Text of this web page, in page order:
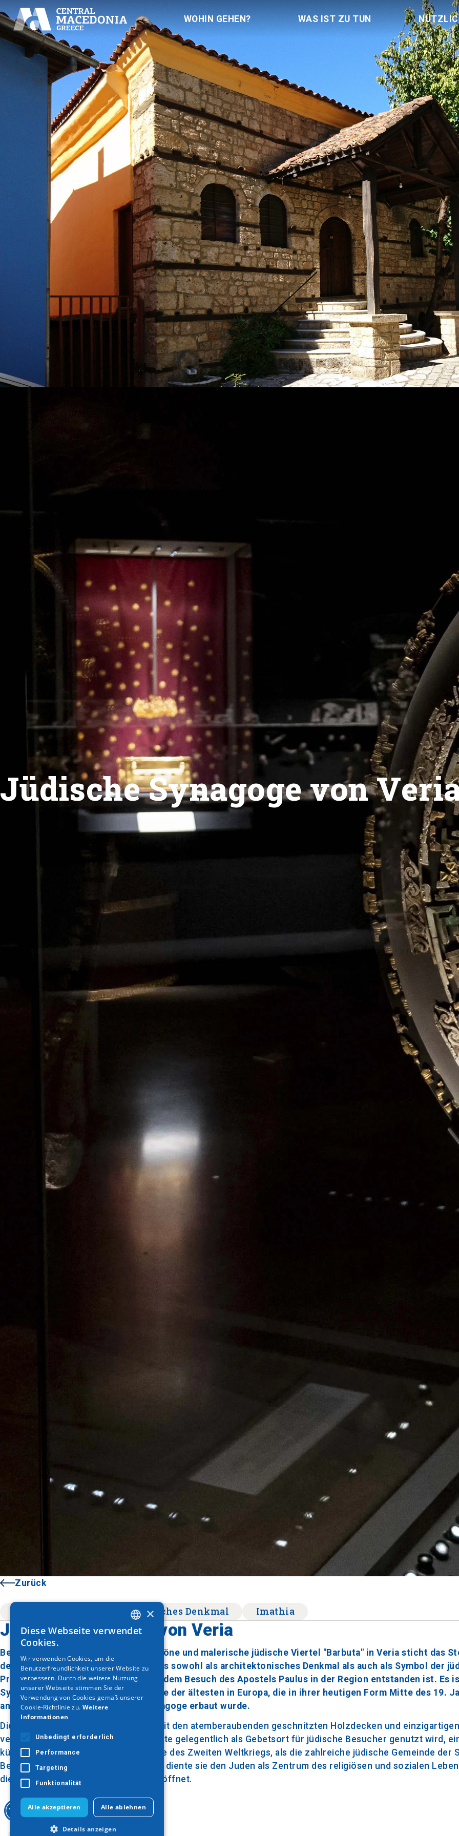
WOHIN GEHEN? WAS IST ZU TUN
Jüdische Synagoge von
Zurück
Jüdisches Denkmal Imathia
Jüdische Synagoge von Veria
Bei einem Spaziergang durch das schöne und malerische jüdische Viertel "Barbuta" in Veria sticht das
der historischen Synagoge hervor, das sowohl als architektonisches Denkmal als auch als Symbol der
Präsenz in der Stadt aus der Zeit vor dem Besuch des Apostels Paulus in der Region entstanden ist. Es
Synagoge Nordgriechenlands und eine der ältesten in Europa, die in ihrer heutigen Form Mitte des 19.
an der Stelle der alten jüdischen Synagoge erbaut wurde.
Die leuchtenden Farben, kombiniert mit den atemberaubenden geschnitzten Holzdecken und
verleihen dem Gebäude, das noch heute gelegentlich als Gebetsort für jüdische Besucher genutzt wird,
künstlerischen Charakter. Bis zur Mitte des Zweiten Weltkriegs, als die zahlreiche jüdische Gemeinde der
Besatzungsmächten dezimiert wurde, diente sie den Juden als Zentrum des religiösen und sozialen
die Synagoge täglich für Besucher geöffnet.
GREEK
GERMAN
×
Diese Webseite verwendet
Cookies.
Wir verwenden Cookies, um die
Benutzerfreundlichkeit unserer Website zu
verbessern. Durch die weitere Nutzung
unserer Webseite stimmen Sie der
Verwendung von Cookies gemäß unserer
Cookie-Richtlinie zu. Weitere
Informationen
Unbedingt erforderlich
Performance
Targeting
Funktionalität
Alle akzeptieren Alle ablehnen
Details anzeigen